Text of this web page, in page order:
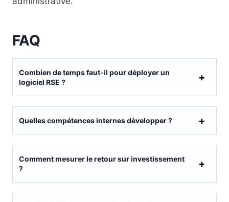
FAQ
Combien de temps faut-il pour déployer un
logiciel RSE ?
Quelles compétences internes développer ?
Comment mesurer le retour sur investissement
?